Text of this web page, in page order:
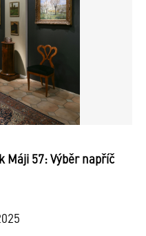
Máji 57: Výběr napříč